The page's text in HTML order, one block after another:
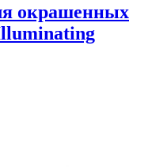
окрашенных